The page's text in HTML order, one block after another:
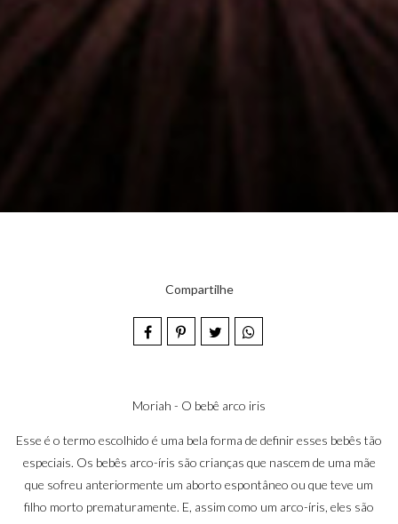
Compartilhe
Moriah - O bebê arco iris
Esse é o termo escolhido é uma bela forma de definir esses bebês tão
especiais. Os bebês arco-íris são crianças que nascem de uma mãe
que sofreu anteriormente um aborto espontâneo ou que teve um
filho morto prematuramente. E, assim como um arco-íris, eles são